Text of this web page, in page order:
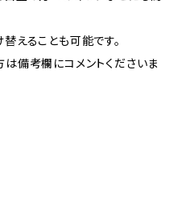
えることも可能です。
備考欄にコメントくださいま